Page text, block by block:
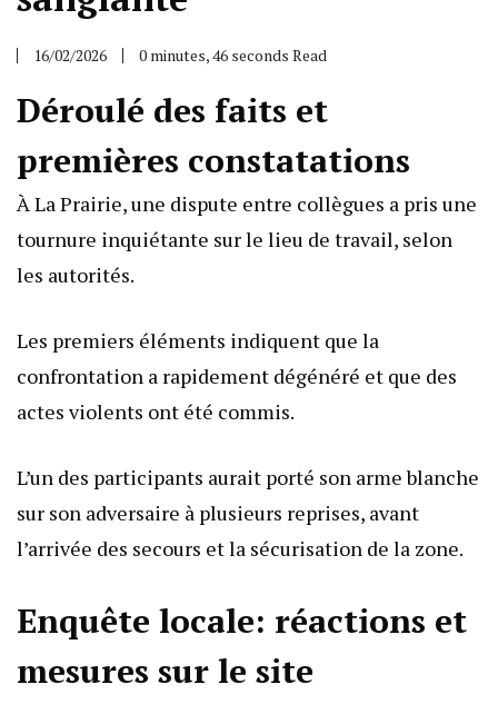
16/02/2026 0 minutes, 46 seconds Read
Déroulé des faits et
premières constatations
À La Prairie, une dispute entre collègues a pris une
tournure inquiétante sur le lieu de travail, selon
les autorités.
Les premiers éléments indiquent que la
confrontation a rapidement dégénéré et que des
actes violents ont été commis.
L’un des participants aurait porté son arme blanche
sur son adversaire à plusieurs reprises, avant
l’arrivée des secours et la sécurisation de la zone.
Enquête locale: réactions et
mesures sur le site